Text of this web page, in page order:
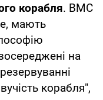
корабля. ВМС
мають
на
корабля",